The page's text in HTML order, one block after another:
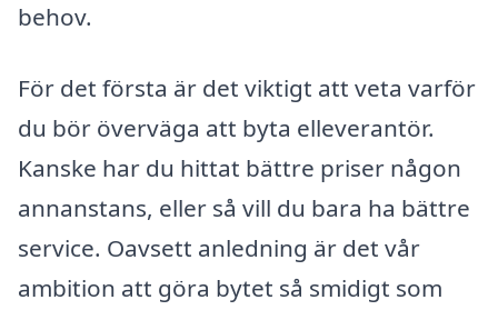
behov.
För det första är det viktigt att veta varför
du bör överväga att byta elleverantör.
Kanske har du hittat bättre priser någon
annanstans, eller så vill du bara ha bättre
service. Oavsett anledning är det vår
ambition att göra bytet så smidigt som